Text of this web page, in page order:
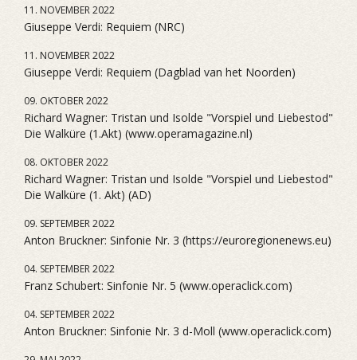
11. NOVEMBER 2022
Giuseppe Verdi: Requiem (NRC)
11. NOVEMBER 2022
Giuseppe Verdi: Requiem (Dagblad van het Noorden)
09. OKTOBER 2022
Richard Wagner: Tristan und Isolde "Vorspiel und Liebestod"
Die Walküre (1.Akt) (www.operamagazine.nl)
08. OKTOBER 2022
Richard Wagner: Tristan und Isolde "Vorspiel und Liebestod"
Die Walküre (1. Akt) (AD)
09. SEPTEMBER 2022
Anton Bruckner: Sinfonie Nr. 3 (https://euroregionenews.eu)
04. SEPTEMBER 2022
Franz Schubert: Sinfonie Nr. 5 (www.operaclick.com)
04. SEPTEMBER 2022
Anton Bruckner: Sinfonie Nr. 3 d-Moll (www.operaclick.com)